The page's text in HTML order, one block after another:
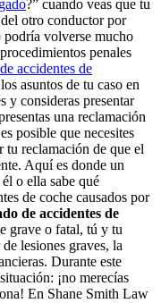
?” cuando veas que tu
otro conductor por
volverse mucho
penales
accidentes de
asuntos de tu caso en
y consideras presentar
una reclamación
posible que necesites
reclamación de que el
Aquí es donde un
o ella sabe qué
de coche causados por
de accidentes de
grave o fatal, tú y tu
lesiones graves, la
Durante este
¡no merecías
En Shane Smith Law